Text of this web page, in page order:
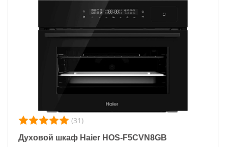
(31)
Духовой шкаф Haier HOS-F5CVN8GB